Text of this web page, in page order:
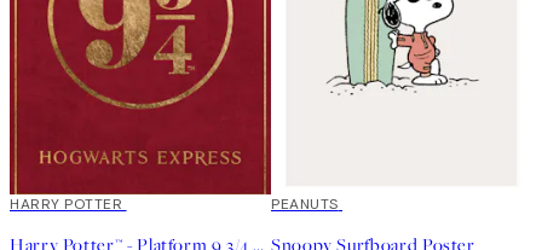
50%*
HARRY POTTER
Harry Potter™ - Platform 9 3/4 Poster
50%*
PEANUTS
Snoopy Surfboard Poster